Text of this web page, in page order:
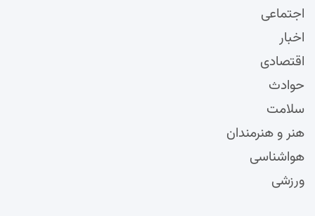
اجتماعی
اخبار
اقتصادی
حوادث
سلامت
هنر و هنرمندان
هواشناسی
ورزشی